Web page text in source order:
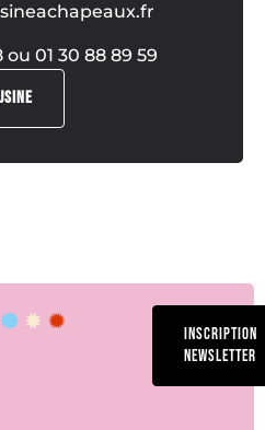
ou 01 30 88 89 59
INSCRIPTION
NEWSLETTER